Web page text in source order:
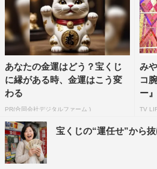
そうな芸人が驚きの実力を発揮
見せる。
あなたの金運はどう？宝くじ
に縁がある時、金運はこう変
わる
PR(合同会社デジタルファーム )
み
コ
ー
TV
宝くじの“運任せ”から